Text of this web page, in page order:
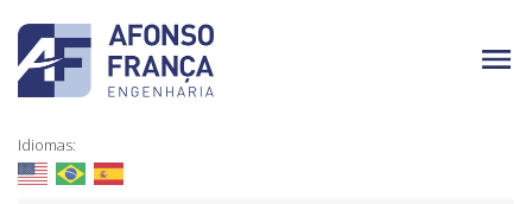
Idiomas: